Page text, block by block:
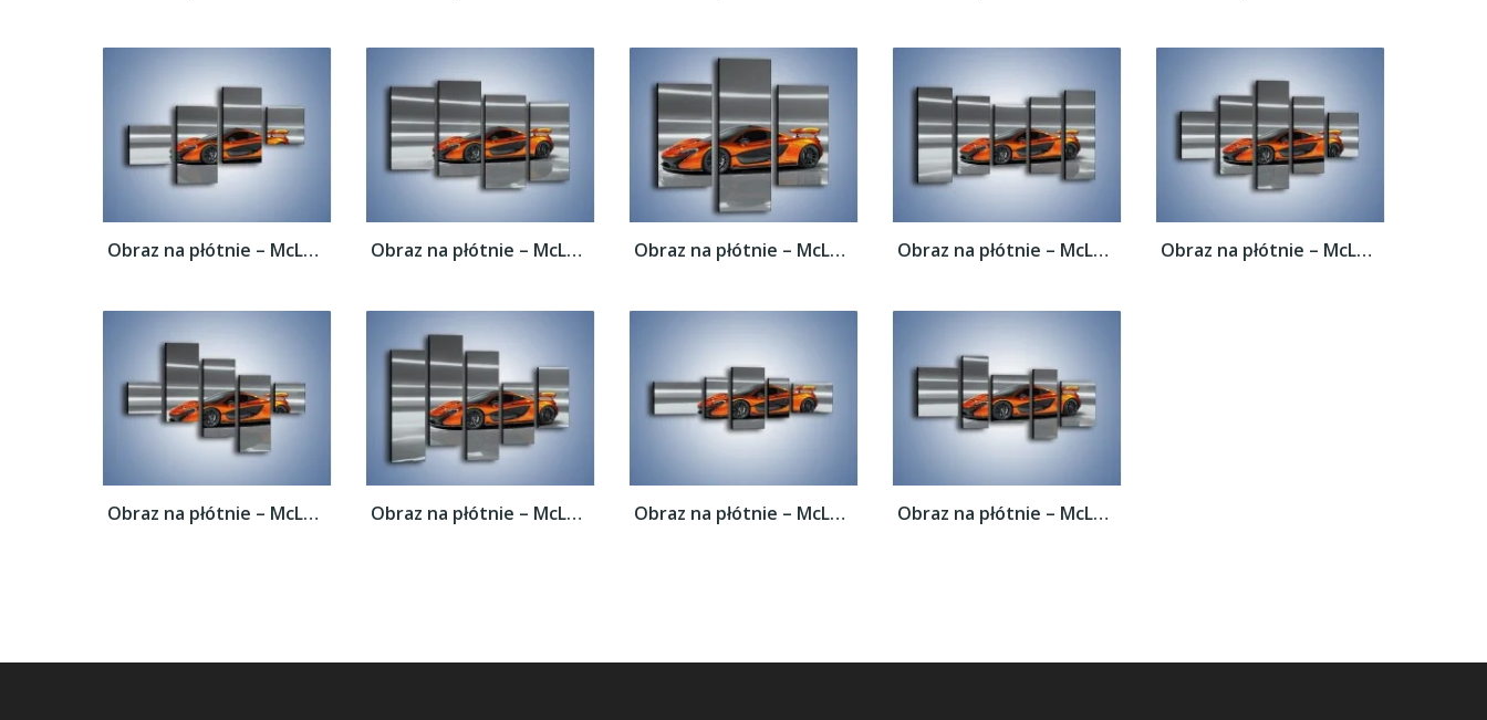
Obraz na płótnie – McLaren P1 Concept –... Obraz na płótnie – McLaren P1 Concept –... Obraz na płótnie – McLaren P1 Concept –... Obraz na płótnie – McLaren P1 Concept –... Obraz na płótnie – McLaren P1 Concept –...
Obraz na płótnie – McLaren P1 Concept –... Obraz na płótnie – McLaren P1 Concept –... Obraz na płótnie – McLaren P1 Concept –... Obraz na płótnie – McLaren P1 Concept –...